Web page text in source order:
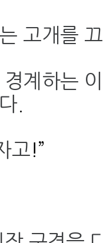
고개를
계하는
.
고!”